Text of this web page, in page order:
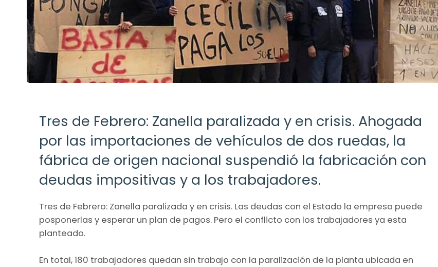
Tres de Febrero: Zanella paralizada y en crisis. Ahogada
por las importaciones de vehículos de dos ruedas, la
fábrica de origen nacional suspendió la fabricación con
deudas impositivas y a los trabajadores.
Tres de Febrero: Zanella paralizada y en crisis. Las deudas con el Estado la empresa puede
posponerlas y esperar un plan de pagos. Pero el conflicto con los trabajadores ya esta
planteado.
En total, 180 trabajadores quedan sin trabajo con la paralización de la planta ubicada en